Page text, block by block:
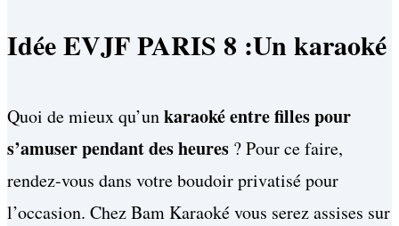
Idée EVJF PARIS 8 :Un karaoké
Quoi de mieux qu’unkaraoké entre filles pour
s’amuser pendant des heures ? Pour ce faire,
rendez-vous dans votre boudoir privatisé pour
l’occasion. Chez Bam Karaoké vous serez assises sur